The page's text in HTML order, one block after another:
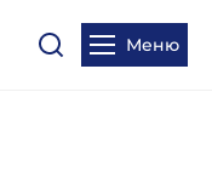
Меню